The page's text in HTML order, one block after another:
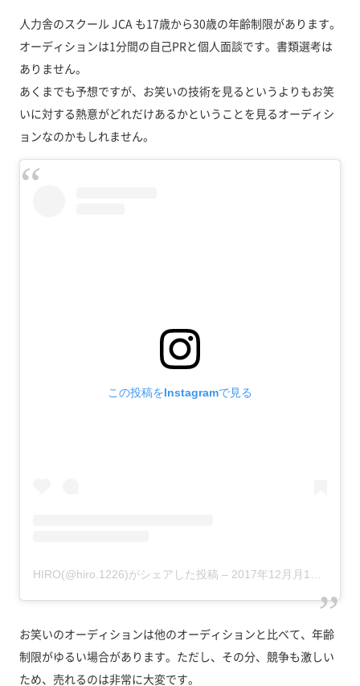
人力舎のスクール JCA も17歳から30歳の年齢制限があります。
オーディションは1分間の自己PRと個人面談です。書類選考は
ありません。
あくまでも予想ですが、お笑いの技術を見るというよりもお笑
いに対する熱意がどれだけあるかということを見るオーディシ
ョンなのかもしれません。
この投稿をInstagramで見る
HIRO(@hiro.1226)がシェアした投稿 – 2017年12月月10日午前12時29分PST
お笑いのオーディションは他のオーディションと比べて、年齢
制限がゆるい場合があります。ただし、その分、競争も激しい
ため、売れるのは非常に大変です。